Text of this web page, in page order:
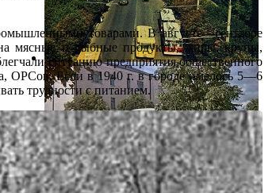
товарами. В августе—сентябре
мясные и рыбные продукты, жиры, крупы,
ситуацию предприятия общественного
ОРСов. Если в 1940 г. в городе имелось 5—6
трудности с питанием.